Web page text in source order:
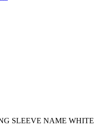
SLEEVE NAME WHITE